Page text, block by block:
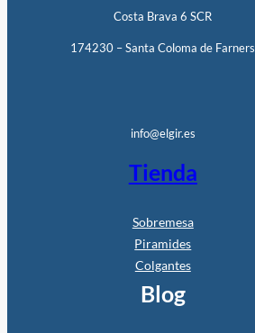
Costa Brava 6 SCR
174230 – Santa Coloma de Farners
info@elgir.es
Tienda
Sobremesa
Piramides
Colgantes
Blog